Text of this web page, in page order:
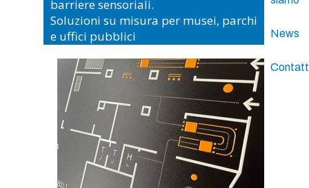
News
barriere sensoriali.
Soluzioni su misura per musei, parchi
e uffici pubblici